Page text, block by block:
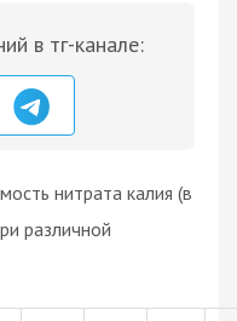
в тг-канале:
нитрата калия (в
различной